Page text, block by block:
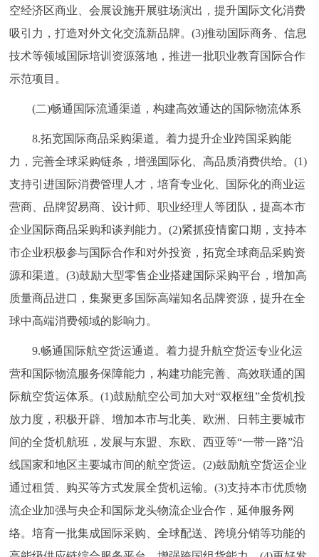
空经济区商业、会展设施开展驻场演出，提升国际文化消费
吸引力，打造对外文化交流新品牌。(3)推动国际商务、信息
技术等领域国际培训资源落地，推进一批职业教育国际合作
示范项目。
(二)畅通国际流通渠道，构建高效通达的国际物流体系
8.拓宽国际商品采购渠道。着力提升企业跨国采购能
力，完善全球采购链条，增强国际化、高品质消费供给。(1)
支持引进国际消费管理人才，培育专业化、国际化的商业运
营商、品牌贸易商、设计师、职业经理人等团队，提高本市
企业国际商品采购和谈判能力。(2)紧抓疫情窗口期，支持本
市企业积极参与国际合作和对外投资，拓宽全球商品采购资
源和渠道。(3)鼓励大型零售企业搭建国际采购平台，增加高
质量商品进口，集聚更多国际高端知名品牌资源，提升在全
球中高端消费领域的影响力。
9.畅通国际航空货运通道。着力提升航空货运专业化运
营和国际物流服务保障能力，构建功能完善、高效联通的国
际航空货运体系。(1)鼓励航空公司加大对“双枢纽”全货机投
放力度，积极开辟、增加本市与北美、欧洲、日韩主要城市
间的全货机航班，发展与东盟、东欧、西亚等“一带一路”沿
线国家和地区主要城市间的航空货运。(2)鼓励航空货运企业
通过租赁、购买等方式发展全货机运输。(3)支持本市优质物
流企业加强与央企和国际龙头物流企业合作，延伸服务网
络。培育一批集成国际采购、全球配送、跨境分销等功能的